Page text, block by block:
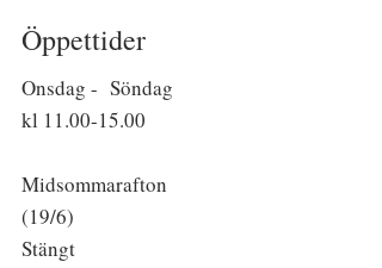
Öppettider
Onsdag - Söndag
kl 11.00-15.00
Midsommarafton
(19/6)
Stängt